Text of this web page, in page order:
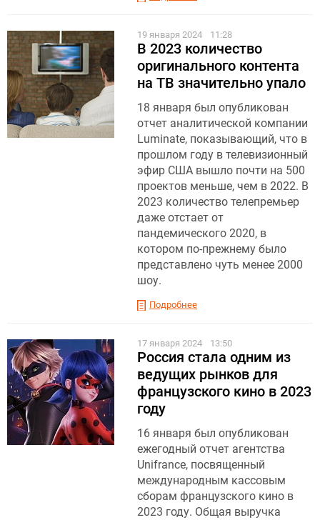
19 января 2024 11:28
В 2023 количество
оригинального контента
на ТВ значительно упало
18 января был опубликован
отчет аналитической компании
Luminate, показывающий, что в
прошлом году в телевизионный
эфир США вышло почти на 500
проектов меньше, чем в 2022. В
2023 количество телепремьер
даже отстает от
пандемического 2020, в
котором по-прежнему было
представлено чуть менее 2000
шоу.
Подробнее
17 января 2024 13:50
Россия стала одним из
ведущих рынков для
французского кино в 2023
году
16 января был опубликован
ежегодный отчет агентства
Unifrance, посвященный
международным кассовым
сборам французского кино в
2023 году. Общая выручка